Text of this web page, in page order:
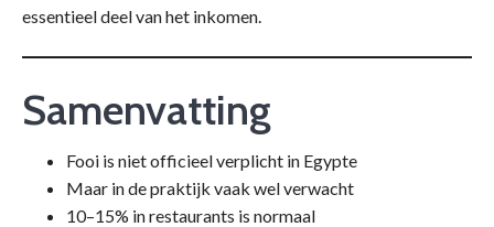
essentieel deel van het inkomen.
Samenvatting
Fooi is niet officieel verplicht in Egypte
Maar in de praktijk vaak wel verwacht
10–15% in restaurants is normaal